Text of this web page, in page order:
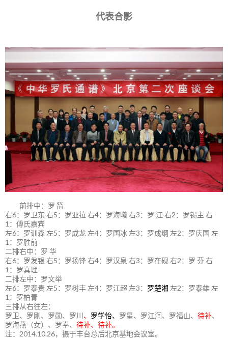
代表合影
前排中：罗 箭
右6：罗卫东 右5：罗亚拉 右4：罗海曦 右3：罗 江 右2：罗锡主 右
1：傅氏嘉宾
左6：罗训森 左5：罗成龙 左4：罗国冰 左3：罗成纲 左2：罗庆国 左
1：罗胜前
二排右中：罗 华
右6：罗发银 右5：罗扬锋 右4：罗汉泉 右3：罗在砚 右2：罗 芬 右
1：罗真理
二排左中：罗文举
左6：罗泰贵 左5：罗树丰 左4：罗江超 左3： 罗楚湘 左2：罗泰雄 左
1：罗柏青
三排从右往左：
罗卫、罗刚、罗勋、罗川 、 罗学怡、 罗星、罗江润、罗福山、 待补、
罗海燕（女）、罗奉、 待补、待补。
注：2014.10.26，摄于丰台总后北京基地会议室。